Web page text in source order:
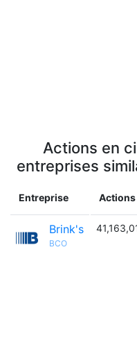
Actions en
entreprises
Entreprise
Brink's
BCO